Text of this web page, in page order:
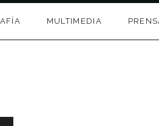
MULTIMEDIA